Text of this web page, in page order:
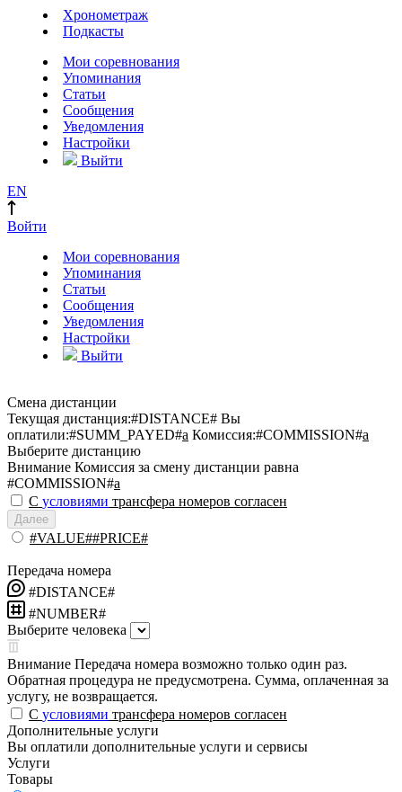
Хронометраж
Подкасты
Мои соревнования
Упоминания
Статьи
Сообщения
Уведомления
Настройки
Выйти
EN
Войти
Мои соревнования
Упоминания
Статьи
Сообщения
Уведомления
Настройки
Выйти
Смена дистанции
Текущая дистанция:#DISTANCE# Вы
оплатили:#SUMM_PAYED#a Комиссия:#COMMISSION#a
Выберите дистанцию
Внимание Комиссия за смену дистанции равна
#COMMISSION#a
С условиями трансфера номеров согласен
Далее
#VALUE##PRICE#
Передача номера
#DISTANCE#
#NUMBER#
Выберите человека
Внимание Передача номера возможно только один раз.
Обратная процедура не предусмотрена. Сумма, оплаченная за
услугу, не возвращается.
С условиями трансфера номеров согласен
Дополнительные услуги
Вы оплатили дополнительные услуги и сервисы
Услуги
Товары